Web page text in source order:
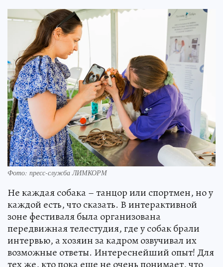
Фото: пресс-служба ЛИМКОРМ
Не каждая собака – танцор или спортмен, но у
каждой есть, что сказать. В интерактивной
зоне фестиваля была организована
передвижная телестудия, где у собак брали
интервью, а хозяин за кадром озвучивал их
возможные ответы. Интереснейший опыт! Для